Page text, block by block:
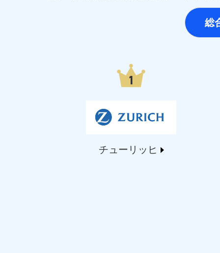
東京海上日動あんしん生命保険株式会社（
なないろ生命保険株式会社（https://
日本生命保険相互会社（https://
三井住友海上あいおい生命保険株式会社（
メットライフ生命株式会社(https://
メディケア生命保険株式会社（https://
■少額短期保険
株式会社アシロ少額短期保険 (https://
SBIリスタ少額短期保険会社 (https://
総
チューリッヒ